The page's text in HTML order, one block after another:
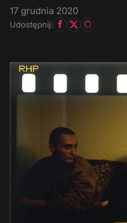
17 grudnia 2020
Udostępnij: